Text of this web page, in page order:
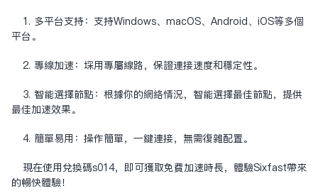
1. 多平台支持：支持Windows、macOS、Android、iOS等多个
平台。
2. 专线加速：采用专属线路，保证连接速度和稳定性。
3. 智能选择节点：根据你的网络情况，智能选择最佳节点，提供
最佳加速效果。
4. 简单易用：操作简单，一键连接，无需复杂配置。
现在使用兑换码s014，即可获取免费加速时长，体验Sixfast带来
的畅快体验！